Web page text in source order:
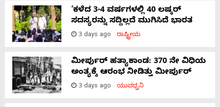
‘ಕಳೆದ 3-4 ವರ್ಷಗಳಲ್ಲಿ 40 ಲಷ್ಕರ್
ಸದಸ್ಯರನ್ನು ಸದ್ದಿಲ್ಲದೆ ಮುಗಿಸಿದೆ ಭಾರತ
3 days ago ರಾಷ್ಟ್ರೀಯ
ಮೀರ್ಪುರ್ ಹತ್ಯಾಕಾಂಡ: 370 ನೇ ವಿಧಿಯ
ಅಂತ್ಯಕ್ಕೆ ಆರಂಭ ನೀಡಿತ್ತು ಮೀರ್ಪುರ್
3 days ago ಯುವಧ್ವನಿ